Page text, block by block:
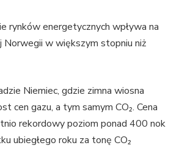
rynków energetycznych wpływa na
Norwegii w większym stopniu niż
Niemiec, gdzie zimna wiosna
cen gazu, a tym samym CO₂. Cena
rekordowy poziom ponad 400 nok
ubiegłego roku za tonę CO₂